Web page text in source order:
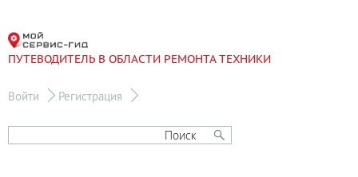
ПУТЕВОДИТЕЛЬ В ОБЛАСТИ РЕМОНТА ТЕХНИКИ
Войти Регистрация